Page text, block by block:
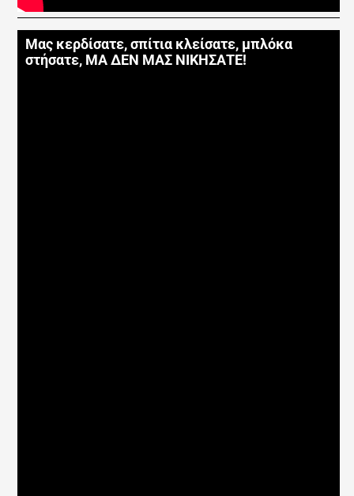
Μας κερδίσατε, σπίτια κλείσατε, μπλόκα
στήσατε, ΜΑ ΔΕΝ ΜΑΣ ΝΙΚΗΣΑΤΕ!